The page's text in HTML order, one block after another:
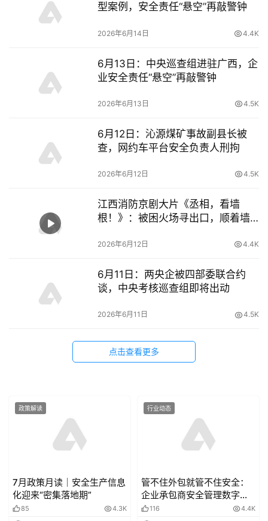
型案例，安全责任“悬空”再敲警钟
2026年6月14日 4.4K
6月13日：中央巡查组进驻广西，企
业安全责任“悬空”再敲警钟
2026年6月13日 4.5K
6月12日：沁源煤矿事故副县长被
查，网约车平台安全负责人刑拘
2026年6月12日 4.5K
江西消防京剧大片《丞相，看墙
根！》：被困火场寻出口，顺着墙
2026年6月12日 4.4K
6月11日：两央企被四部委联合约
谈，中央考核巡查组即将出动
2026年6月11日 4.5K
点击查看更多
政策解读
7月政策月读｜安全生产信息
化迎来“密集落地期”
85 4.3K
行业动态
管不住外包就管不住安全：
企业承包商安全管理数字化
转型的四个断点与合围之道
116 4.4K